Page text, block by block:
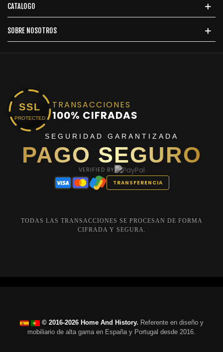
CATALOGO
SOBRE NOSOTROS
SSL
PROTECTED
TRANSACCIONES
100% CIFRADAS
SEGURIDAD GARANTIZADA
PAGO SEGURO
VERIFIED BY
TRANSFERENCIA
TODAS LAS TRANSACCIONES SE PROCESAN DE FORMA
CIFRADA Y SEGURA.
© 2016-2026 Home And History. Referente en diseño y
mobiliario de alta gama en España y Portugal desde 2016.